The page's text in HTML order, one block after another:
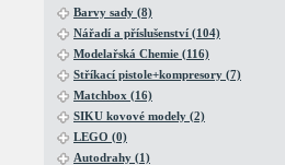
Barvy sady (8)
Nářadí a příslušenství (104)
Modelařská Chemie (116)
Stříkací pistole+kompresory (7)
Matchbox (16)
SIKU kovové modely (2)
LEGO (0)
Autodrahy (1)